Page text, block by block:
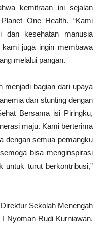
kemitraan ini sejalan
One Health. “Kami
dan kesehatan manusia
juga ingin membawa
melalui pangan.
menjadi bagian dari upaya
dan stunting dengan
Bersama isi Piringku,
maju. Kami berterima
dengan semua pemangku
bisa menginspirasi
untuk turut berkontribusi,”
Sekolah Menengah
Nyoman Rudi Kurniawan,